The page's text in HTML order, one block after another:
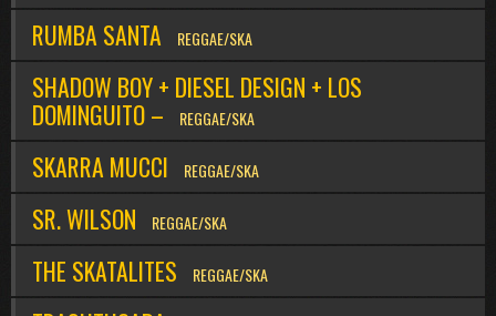
RUMBA SANTA REGGAE/SKA
SHADOW BOY + DIESEL DESIGN + LOS
DOMINGUITO – REGGAE/SKA
SKARRA MUCCI REGGAE/SKA
SR. WILSON REGGAE/SKA
THE SKATALITES REGGAE/SKA